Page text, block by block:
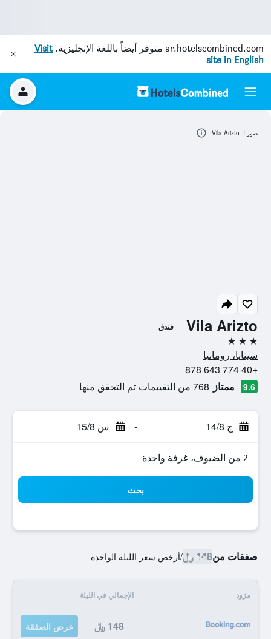
ar.hotelscombined.com متوفر أيضاً باللغة الإنجليزية.Visit
site in English
Vila Arizto فندق
3 نجوم
سينايا، رومانيا
+40 774 643 878
9.6 ممتاز 768 من التقييمات تم التحقق منها
ج 14/8 - س 15/8
2 من الضيوف، غرفة واحدة
بحث
صفقات من148 ﷼ /أرخص سعر الليلة الواحدة
مزود الإجمالي في الليلة
148 ﷼ عرض الصفقة
صور لـ Vila Arizto